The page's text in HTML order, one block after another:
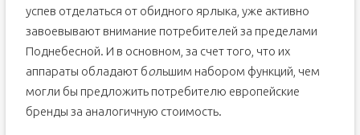
успев отделаться от обидного ярлыка, уже активно
завоевывают внимание потребителей за пределами
Поднебесной. И в основном, за счет того, что их
аппараты обладают большим набором функций, чем
могли бы предложить потребителю европейские
бренды за аналогичную стоимость.